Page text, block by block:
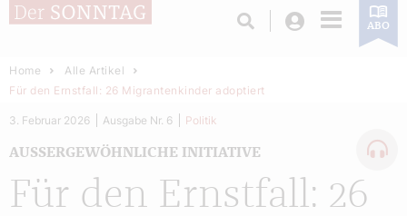
Login ABO
Home
Alle Artikel
Für den Ernstfall: 26 Migrantenkinder adoptiert
Für den Ernstfall: 26
AUSSERGEWÖHNLICHE INITIATIVE
3. Februar 2026 Ausgabe Nr. 6 Politik